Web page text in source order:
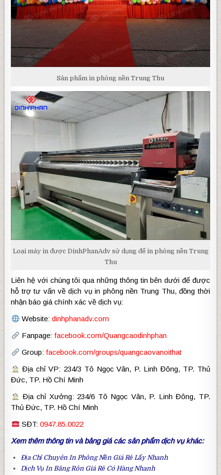
Sản phẩm in phông nền Trung Thu
Loại máy in được DinhPhanAdv sử dụng để in phông nền Trung
Thu
Liên hệ với chúng tôi qua những thông tin bên dưới để được
hỗ trợ tư vấn về dịch vụ in phông nền Trung Thu, đồng thời
nhận báo giá chính xác về dịch vụ:
Website: dinhphanadv.com
Fanpage: facebook.com/Quangcaodinhphan
Group: facebook.com/groups/quangcaovanoithat
Địa chỉ VP: 234/3 Tô Ngọc Vân, P. Linh Đông, TP. Thủ
Đức, TP. Hồ Chí Minh
Địa chỉ Xưởng: 234/6 Tô Ngọc Vân, P. Linh Đông, TP.
Thủ Đức, TP. Hồ Chí Minh
SĐT: 0947.85.0022
Xem thêm thông tin và bảng giá các sản phẩm dịch vụ khác:
Địa Chỉ ChuyênIn Phông Nền Giá Rẻ Lấy Nhanh
Dịch VụIn Băng Rôn Giá Rẻ Có Hàng Nhanh